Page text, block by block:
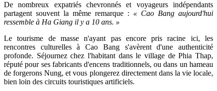
De nombreux expatriés chevronnés et voyageurs indépendants
partagent souvent la même remarque : « Cao Bang aujourd'hui
ressemble à Ha Giang il y a 10 ans. »
Le tourisme de masse n'ayant pas encore pris racine ici, les
rencontres culturelles à Cao Bang s'avèrent d'une authenticité
profonde. Séjournez chez l'habitant dans le village de Phia Thap,
réputé pour ses fabricants d'encens traditionnels, ou dans un hameau
de forgerons Nung, et vous plongerez directement dans la vie locale,
bien loin des circuits touristiques artificiels.